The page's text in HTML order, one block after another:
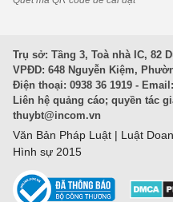
Trụ sở: Tầng 3, Toà nhà IC, 82
VPĐD: 648 Nguyễn Kiệm,
Điện thoại: 0938 36 1919 - Email:
Liên hệ quảng cáo; quyền tác
thuybt@incom.vn
Văn Bản Pháp Luật | Luật
Hình sự 2015